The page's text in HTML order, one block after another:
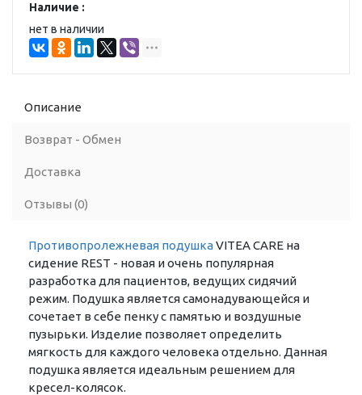
Наличие :
нет в наличии
Описание
Возврат - Обмен
Доставка
Отзывы (0)
Противопролежневая подушкаVITEA CARE на
сидение REST - новая и очень популярная
разработка для пациентов, ведущих сидячий
режим. Подушка является самонадувающейся и
сочетает в себе пенку с памятью и воздушные
пузырьки. Изделие позволяет определить
мягкость для каждого человека отдельно. Данная
подушка является идеальным решением для
кресел-колясок.